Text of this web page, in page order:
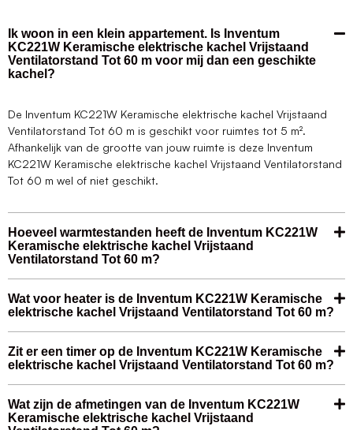
Ik woon in een klein appartement. Is Inventum
KC221W Keramische elektrische kachel Vrijstaand
Ventilatorstand Tot 60 m voor mij dan een geschikte
kachel?
De Inventum KC221W Keramische elektrische kachel Vrijstaand
Ventilatorstand Tot 60 m is geschikt voor ruimtes tot 5 m².
Afhankelijk van de grootte van jouw ruimte is deze Inventum
KC221W Keramische elektrische kachel Vrijstaand Ventilatorstand
Tot 60 m wel of niet geschikt.
Hoeveel warmtestanden heeft de Inventum KC221W
Keramische elektrische kachel Vrijstaand
Ventilatorstand Tot 60 m?
Wat voor heater is de Inventum KC221W Keramische
elektrische kachel Vrijstaand Ventilatorstand Tot 60 m?
Zit er een timer op de Inventum KC221W Keramische
elektrische kachel Vrijstaand Ventilatorstand Tot 60 m?
Wat zijn de afmetingen van de Inventum KC221W
Keramische elektrische kachel Vrijstaand